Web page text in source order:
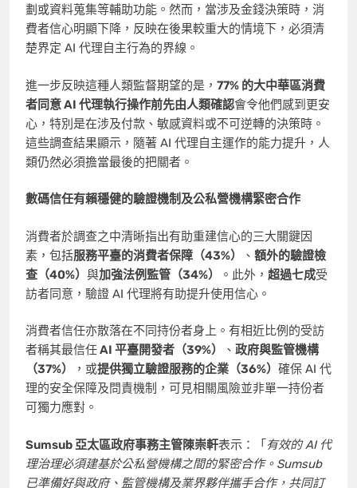
劃或資料蒐集等輔助功能。然而，當涉及金錢決策時，消
費者信心明顯下降，反映在後果較重大的情境下，必須清
楚界定 AI 代理自主行為的界線。
進一步反映這種人類監督期望的是， 77% 的大中華區消費
者同意 AI 代理執行操作前先由人類確認會令他們感到更安
心，特別是在涉及付款、敏感資料或不可逆轉的決策時。
這些調查結果顯示，隨著 AI 代理自主運作的能力提升，人
類仍然必須擔當最後的把關者。
數碼信任有賴穩健的驗證機制及公私營機構緊密合作
消費者於調查之中清晰指出有助重建信心的三大關鍵因
素，包括服務平臺的消費者保障（43%） 、 額外的驗證檢
查（40%） 與加強法例監管（34%） 。此外， 超過七成受
訪者同意，驗證 AI 代理將有助提升使用信心。
消費者信任亦散落在不同持份者身上。有相近比例的受訪
者稱其最信任AI 平臺開發者（39%） 、 政府與監管機構
（37%）
，或提供獨立驗證服務的企業（36%） 確保 AI 代
理的安全保障及問責機制，可見相關風險並非單一持份者
可獨力應對。
Sumsub 亞太區政府事務主管陳崇軒表示：「 有效的 AI 代
理治理必須建基於公私營機構之間的緊密合作。Sumsub
已準備好與政府、監管機構及業界夥伴攜手合作，共同訂